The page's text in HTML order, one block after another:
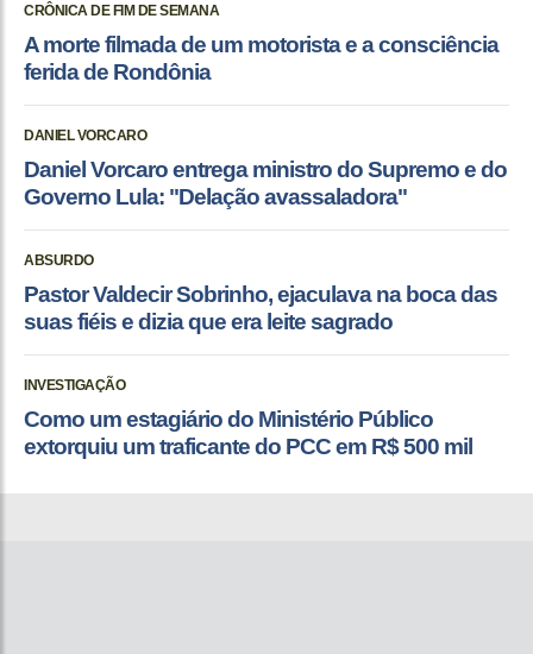
CRÔNICA DE FIM DE SEMANA
A morte filmada de um motorista e a consciência
ferida de Rondônia
DANIEL VORCARO
Daniel Vorcaro entrega ministro do Supremo e do
Governo Lula: "Delação avassaladora"
ABSURDO
Pastor Valdecir Sobrinho, ejaculava na boca das
suas fiéis e dizia que era leite sagrado
INVESTIGAÇÃO
Como um estagiário do Ministério Público
extorquiu um traficante do PCC em R$ 500 mil